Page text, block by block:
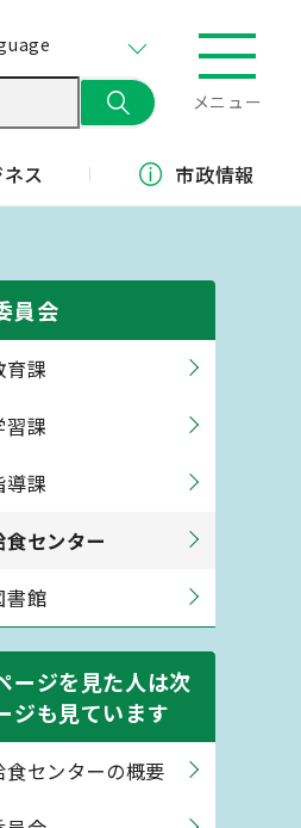
メニュー
ス 市政情報
員会
育課
習課
導課
食センター
書館
ージを見た人は次
ジも見ています
食センターの概要